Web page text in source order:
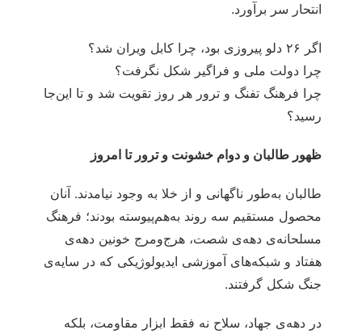
انتحار سر برآورد.
اگر ۲۶ دلو پیروزی بود، چرا کابل ویران شد؟
چرا دولت ملی و فراگیر شکل نگرفت؟
چرا فرهنگ تفنگ و ترور هر روز تقویت شد و تا این‌جا
رسید؟
ظهور طالبان و دوام خشونت و ترور تا امروز
طالبان به‌طور ناگهانی و از خلا به وجود نیامدند. آنان
محصول مستقیم سه روند به‌هم‌پیوسته بودند؛ فرهنگ
مسلحانه‌ی دهه‌ی شصت، هرج‌ومرج خونین دهه‌ی
هفتاد و شبکه‌های آموزشی ایدیولوژیکی که در سایه‌ی
جنگ شکل گرفتند.
در دهه‌ی جهاد، سلاح نه ‌فقط ابزار مقاومت، بلکه